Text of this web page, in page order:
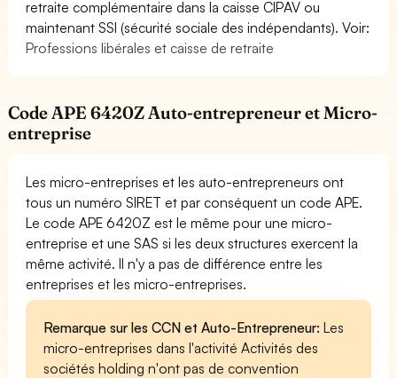
retraite complémentaire dans la caisse CIPAV ou
maintenant SSI (sécurité sociale des indépendants). Voir:
Professions libérales et caisse de retraite
Code APE 6420Z Auto-entrepreneur et Micro-
entreprise
Les micro-entreprises et les auto-entrepreneurs ont
tous un numéro SIRET et par conséquent un code APE.
Le code APE 6420Z est le même pour une micro-
entreprise et une SAS si les deux structures exercent la
même activité. Il n'y a pas de différence entre les
entreprises et les micro-entreprises.
Remarque sur les CCN et Auto-Entrepreneur: Les
micro-entreprises dans l'activité Activités des
sociétés holding n'ont pas de convention